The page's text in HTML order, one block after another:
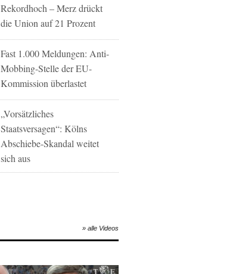
Rekordhoch – Merz drückt
die Union auf 21 Prozent
Fast 1.000 Meldungen: Anti-
Mobbing-Stelle der EU-
Kommission überlastet
„Vorsätzliches
Staatsversagen“: Kölns
Abschiebe-Skandal weitet
sich aus
» alle Videos